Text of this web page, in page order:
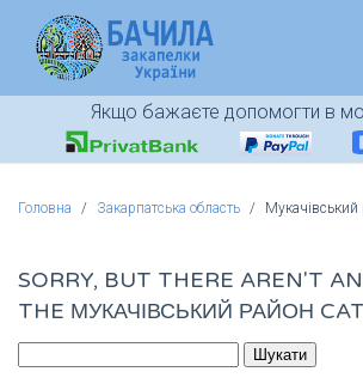
Якщо бажаєте допомогти в
Головна Закарпатська область Мукачівський
SORRY, BUT THERE AREN'T
THE МУКАЧІВСЬКИЙ РАЙОН